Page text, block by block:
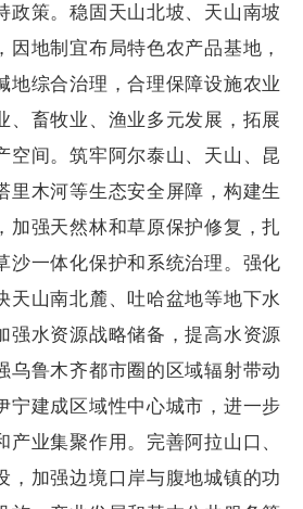
政策。稳固天山北坡、天山南坡
因地制宜布局特色农产品基地，
地综合治理，合理保障设施农业
、畜牧业、渔业多元发展，拓展
空间。筑牢阿尔泰山、天山、昆
木河等生态安全屏障，构建生
加强天然林和草原保护修复，扎
沙一体化保护和系统治理。强化
天山南北麓、吐哈盆地等地下水
强水资源战略储备，提高水资源
乌鲁木齐都市圈的区域辐射带动
宁建成区域性中心城市，进一步
产业集聚作用。完善阿拉山口、
，加强边境口岸与腹地城镇的功